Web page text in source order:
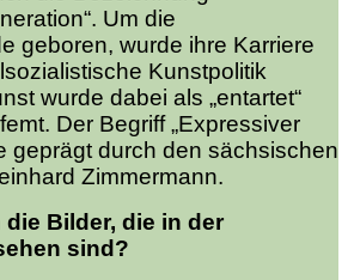
Um die
geboren, wurde ihre Karriere
Kunstpolitik
wurde dabei als „entartet“
Der Begriff „Expressiver
geprägt durch den sächsischen
Zimmermann.
Bilder, die in der
sind?